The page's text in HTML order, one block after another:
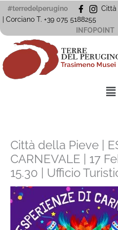
Vai
al
#terredelperugino
Città
| Corciano T. +39 075 5188255
INFOPOINT
Città della Pieve |
CARNEVALE | 17
15.30 | Ufficio